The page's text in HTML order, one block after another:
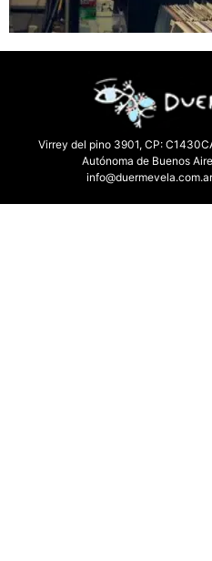
Virrey del pino 3901, CP:
Autónoma de Buenos